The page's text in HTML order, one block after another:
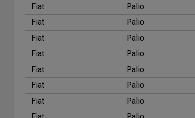
Fiat
Palio
Fiat
Palio
Fiat
Palio
Fiat
Palio
Fiat
Palio
Fiat
Palio
Fiat
Palio